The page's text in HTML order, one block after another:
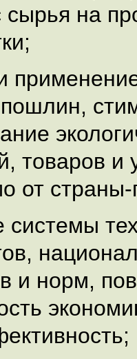
сырья на
пошлин,
товаров и
от
системы
и норм,